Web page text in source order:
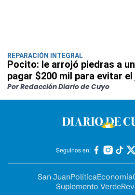
REPARACIÓN INTEGRAL
Pocito: le arrojó piedras a
pagar $200 mil para evitar
Por Redacción Diario de Cuyo
Seguinos en:
San JuanPolíticaEconomía
Suplemento Verde